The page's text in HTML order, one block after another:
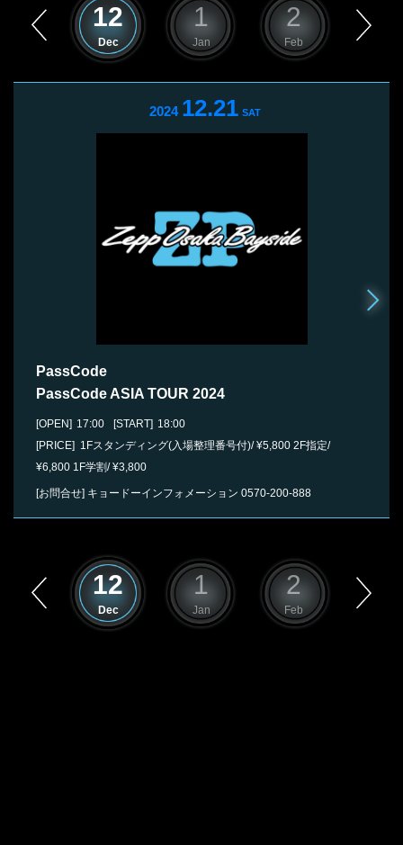
12
Dec
1
Jan
2
Feb
2024 12.21 SAT
PassCode
PassCode ASIA TOUR 2024
[OPEN] 17:00 [START] 18:00
[PRICE] 1Fスタンディング(入場整理番号付)/ ¥5,800 2F指定/
¥6,800 1F学割/ ¥3,800
[お問合せ] キョードーインフォメーション 0570-200-888
12
Dec
1
Jan
2
Feb